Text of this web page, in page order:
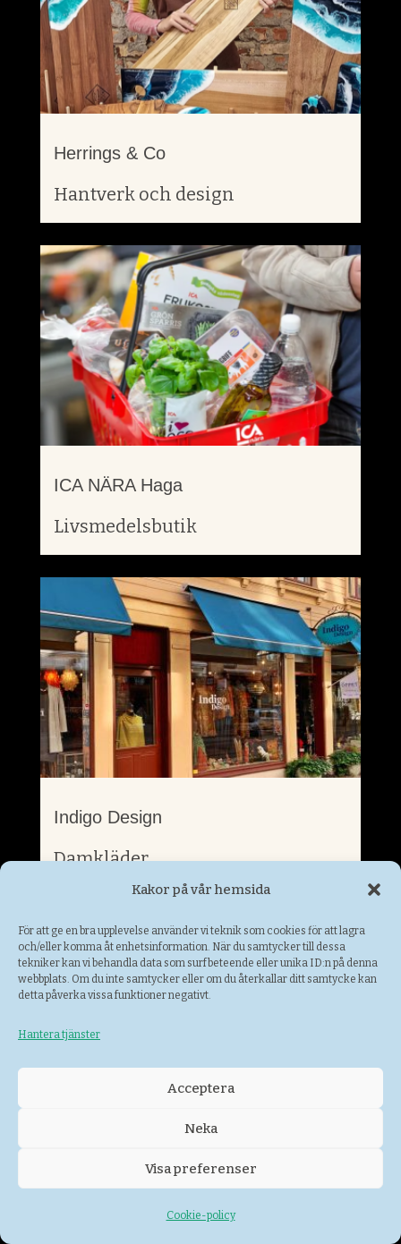
Kakor på vår hemsida
För att ge en bra upplevelse använder vi teknik som cookies för att lagra
och/eller komma åt enhetsinformation. När du samtycker till dessa
tekniker kan vi behandla data som surfbeteende eller unika ID:n på denna
webbplats. Om du inte samtycker eller om du återkallar ditt samtycke kan
detta påverka vissa funktioner negativt.
Hantera tjänster
Acceptera
Neka
Visa preferenser
Cookie-policy
Herrings & Co
Hantverk och design
ICA NÄRA Haga
Livsmedelsbutik
Indigo Design
Damkläder
Café